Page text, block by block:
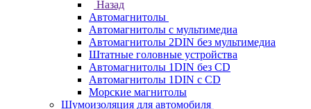
Назад
Автомагнитолы
Автомагнитолы с мультимедиа
Автомагнитолы 2DIN без мультимедиа
Штатные головные устройства
Автомагнитолы 1DIN без CD
Автомагнитолы 1DIN с CD
Морские магнитолы
Шумоизоляция для автомобиля